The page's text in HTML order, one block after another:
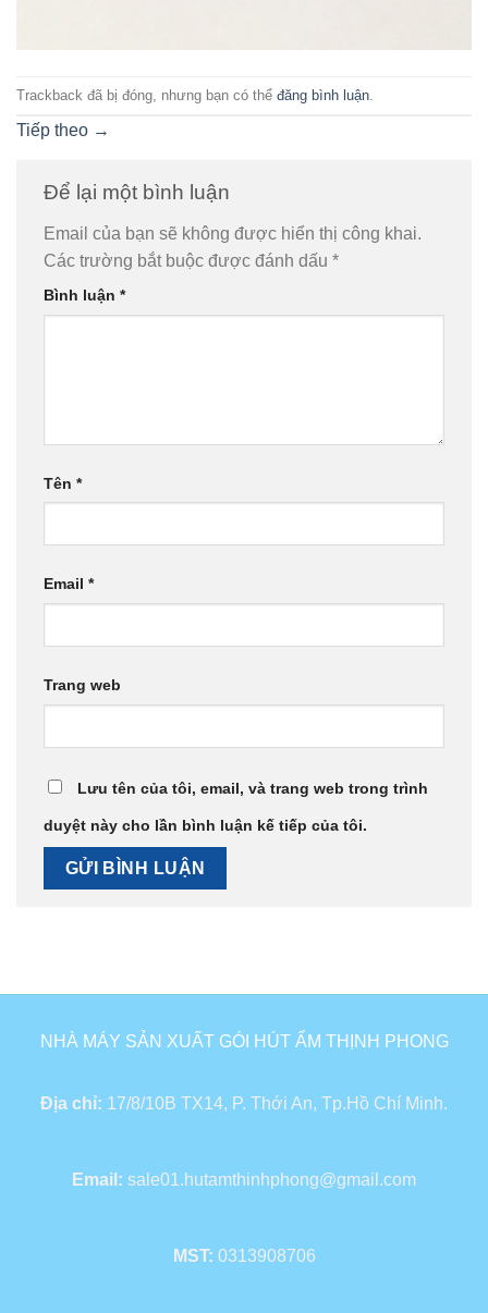
Trackback đã bị đóng, nhưng bạn có thể đăng bình luận
Tiếp theo →
Để lại một bình luận
Email của bạn sẽ không được hiển thị công khai.
Các trường bắt buộc được đánh dấu *
Bình luận *
Tên *
Email *
Trang web
Lưu tên của tôi, email, và trang web trong trình
duyệt này cho lần bình luận kế tiếp của tôi.
NHÀ MÁY SẢN XUẤT GÓI HÚT ẨM THỊNH PHONG
Địa chỉ: 17/8/10B TX14, P. Thới An, Tp.Hồ Chí Minh.
Email: sale01.hutamthinhphong@gmail.com
MST: 0313908706